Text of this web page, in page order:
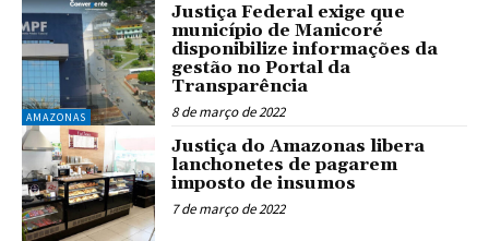
AMAZONAS
Justiça Federal exige que
município de Manicoré
disponibilize informações da
gestão no Portal da
Transparência
8 de março de 2022
Justiça do Amazonas libera
lanchonetes de pagarem
imposto de insumos
7 de março de 2022